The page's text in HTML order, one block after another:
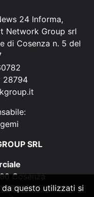
24 Informa,
Network Group srl
di Cosenza n. 5 del
28794
SRL
Cosenza
questo utilizzati si